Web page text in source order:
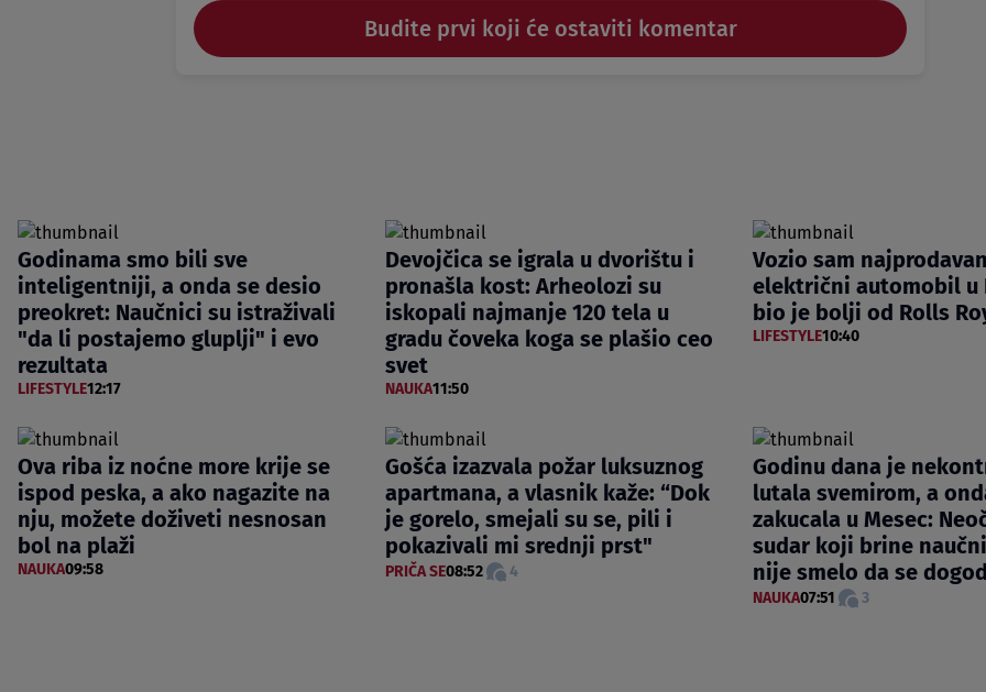
Budite prvi koji će ostaviti komentar
Godinama smo bili sve
inteligentniji, a onda se desio
preokret: Naučnici su istraživali
"da li postajemo gluplji" i evo
rezultata
LIFESTYLE12:17
Devojčica se igrala u dvorištu i
pronašla kost: Arheolozi su
iskopali najmanje 120 tela u
gradu čoveka koga se plašio ceo
svet
NAUKA11:50
Vozio sam
električni automobil u
bio je bolji od Rolls
LIFESTYLE10:40
Ova riba iz noćne more krije se
ispod peska, a ako nagazite na
nju, možete doživeti nesnosan
bol na plaži
NAUKA09:58
Gošća izazvala požar luksuznog
apartmana, a vlasnik kaže: “Dok
je gorelo, smejali su se, pili i
pokazivali mi srednji prst"
PRIČA SE08:52 4
Godinu dana je
lutala svemirom, a
zakucala u Mesec:
sudar koji brine
nije smelo da se
NAUKA07:51 3